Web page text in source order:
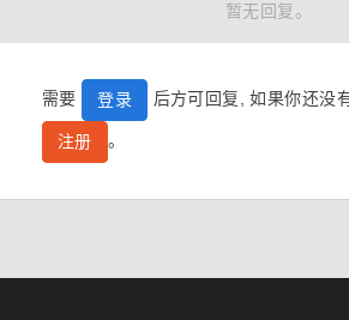
暂无回复。
需要 登录 后方可回复, 如果你还没
注册 。